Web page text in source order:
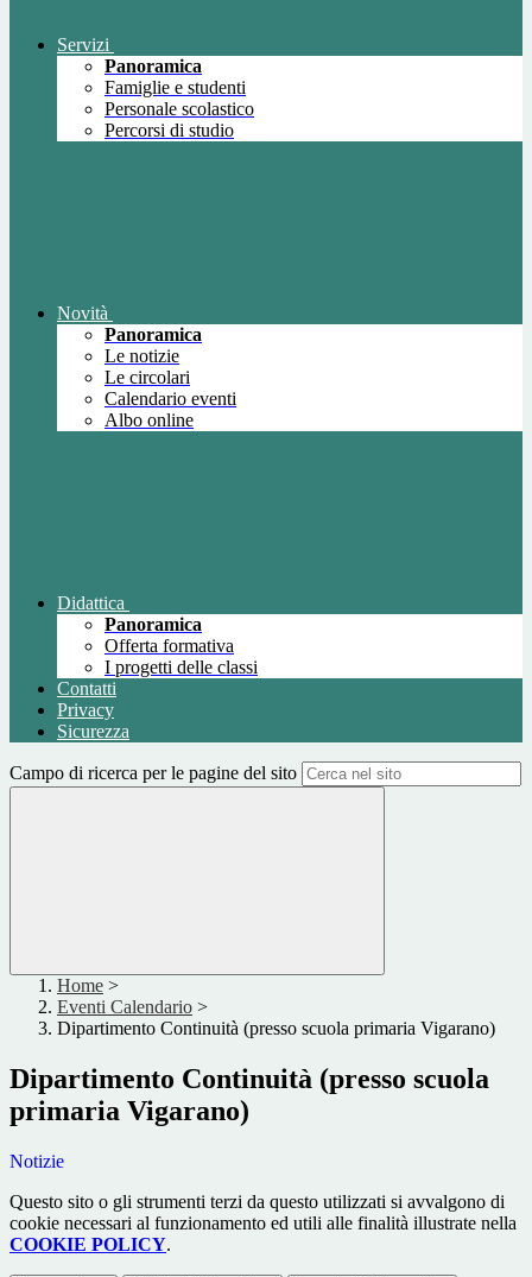
Servizi
Panoramica
Famiglie e studenti
Personale scolastico
Percorsi di studio
Novità
Panoramica
Le notizie
Le circolari
Calendario eventi
Albo online
Didattica
Panoramica
Offerta formativa
I progetti delle classi
Contatti
Privacy
Sicurezza
Campo di ricerca per le pagine del sito
Home >
Eventi Calendario >
Dipartimento Continuità (presso scuola primaria Vigarano)
Dipartimento Continuità (presso scuola
primaria Vigarano)
Notizie
Questo sito o gli strumenti terzi da questo utilizzati si avvalgono di
cookie necessari al funzionamento ed utili alle finalità illustrate nella
COOKIE POLICY.